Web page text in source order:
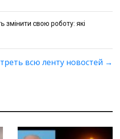
змінити свою роботу: які
всю ленту новостей →